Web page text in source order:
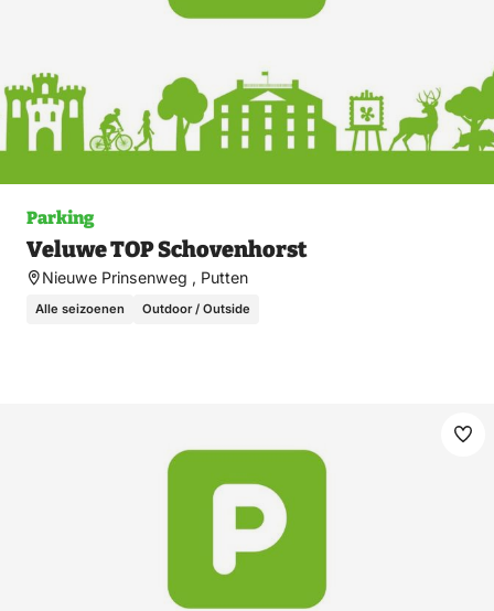
Parking
Veluwe TOP Schovenhorst
Nieuwe Prinsenweg , Putten
Alle seizoenen Outdoor / Outside